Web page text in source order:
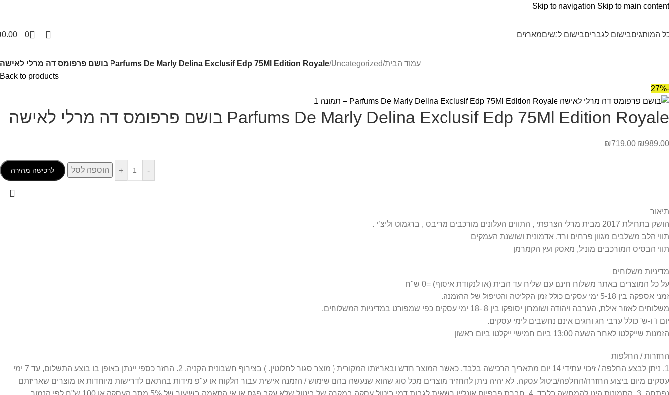
Skip to navigation Skip to main content
המותגיםבישום לגבריםבישום לנשיםמארזים 0
0.00
עמוד הבית/
Uncategorized
/Parfums De Marly Delina Exclusif Edp 75Ml Edition Royale בושם פרפומס דה מרלי לאישה
Back to products
-27%
Parfums De Marly Delina Exclusif Edp 75Ml Edition Royale בושם פרפומס דה מרלי לאישה
₪989.00
₪719.00
-
+ הוספה לסל לרכישה מהירה
תיאור
הושק בתחילת 2017 מבית מרלי הצרפתי , התווים העלונים מורכבים מריבס , ברגמוט וליצ’י .
תווי הלב משלבים מגוון פרחים ורד, אדמונית ושושנת העמקים
תווי הבסיס המורכבים מוניל, מאסק ועץ הקמרמן
מדיניות משלוחים
על כל המוצרים באתר משלוח חינם עם שליח עד הבית (או לנקודת איסוף) =0 ש"ח
זמני אספקה בין 5-18 ימי עסקים כולל זמן הקליטה והטיפול של ההזמנה.
משלוחים לאזור אילת, הערבה ויהודה ושומרון יסופקו בין 8 -18 ימי עסקים כפי שמפורט במדיניות המשלוחים.
יום ו' ו-ש' כולל ערבי חג וחגים אינם נחשבים לימי עסקים.
הזמנות שייקלטו לאחר השעה 13:00 ביום חמישי ייקלטו ביום ראשון
החזרות / החלפות
1. ניתן לבצע החלפה / זיכוי עתידי 14 יום מתאריך הרכישה בלבד, כאשר המוצר חדש ובאריזתו המקורית ( מוצר סגור לחלוטין. ) בצירוף חשבונית הקניה. 2. החזר כספי יינתן באופן בו בוצע התשלום, עד 7 ימי
עסקים מיום ביצוע החזרה/החלפה/ביטול עסקה. לא יהיה ניתן להחזיר מוצרים מכל סוג שהוא שנעשה בהם שימוש / הזמנה אישית עבור הלקוח או ע"פ מידות בהתאם לדרישות מיוחדות או מוצרים שאריזתם